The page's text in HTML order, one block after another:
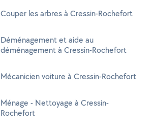
Couper les arbres à Cressin-Rochefort
Déménagement et aide au
déménagement à Cressin-Rochefort
Mécanicien voiture à Cressin-Rochefort
Ménage - Nettoyage à Cressin-
Rochefort